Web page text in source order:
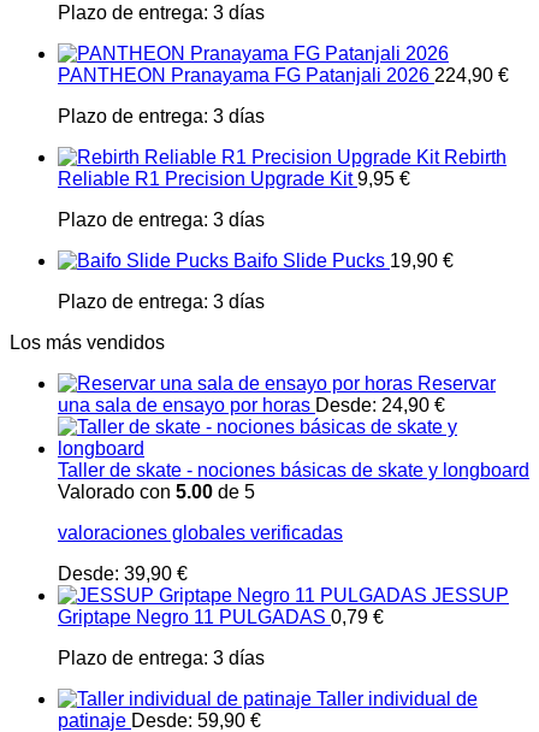
Plazo de entrega: 3 días
PANTHEON Pranayama FG Patanjali 2026 224,90 €
Plazo de entrega: 3 días
Rebirth
Reliable R1 Precision Upgrade Kit 9,95 €
Plazo de entrega: 3 días
Baifo Slide Pucks 19,90 €
Plazo de entrega: 3 días
Los más vendidos
Reservar
una sala de ensayo por horas Desde: 24,90 €
Taller de skate - nociones básicas de skate y longboard
Valorado con 5.00 de 5
valoraciones globales verificadas
Desde: 39,90 €
JESSUP
Griptape Negro 11 PULGADAS 0,79 €
Plazo de entrega: 3 días
Taller individual de
patinaje Desde: 59,90 €